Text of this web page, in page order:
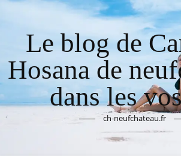
Le blog de
Hosana de
dans les
ch-neufchateau.fr